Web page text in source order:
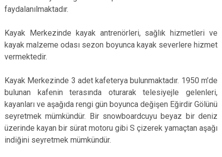
faydalanılmaktadır.
Kayak Merkezinde kayak antrenörleri, sağlık hizmetleri ve
kayak malzeme odası sezon boyunca kayak severlere hizmet
vermektedir.
Kayak Merkezinde 3 adet kafeterya bulunmaktadır. 1950 m’de
bulunan kafenin terasında oturarak telesiyejle gelenleri,
kayanları ve aşağıda rengi gün boyunca değişen Eğirdir Gölünü
seyretmek mümkündür. Bir snowboardcuyu beyaz bir deniz
üzerinde kayan bir sürat motoru gibi S çizerek yamaçtan aşağı
indiğini seyretmek mümkündür.